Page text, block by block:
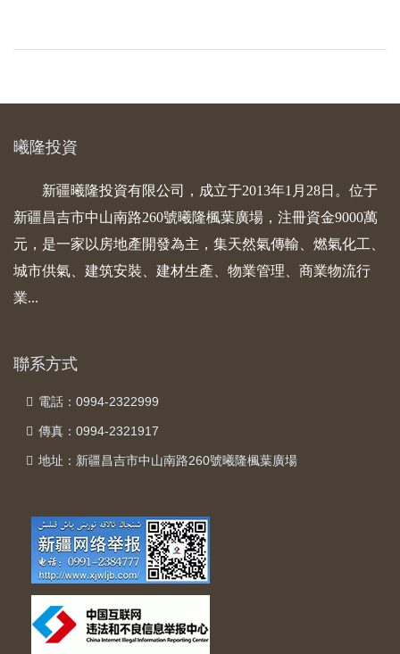
曦隆投資
新疆曦隆投資有限公司，成立于2013年1月28日。位于
新疆昌吉市中山南路260號曦隆楓葉廣場，注冊資金9000萬
元，是一家以房地產開發為主，集天然氣傳輸、燃氣化工、
城市供氣、建筑安裝、建材生產、物業管理、商業物流行
業...
聯系方式
電話：0994-2322999
傳真：0994-2321917
地址：新疆昌吉市中山南路260號曦隆楓葉廣場